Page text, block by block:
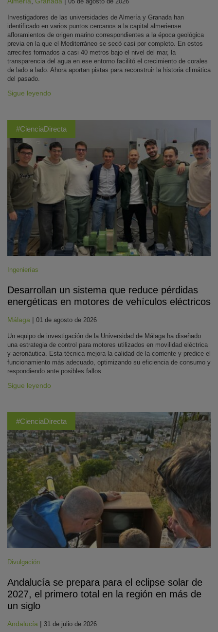
Investigadores de las universidades de Almería y Granada han
identificado en varios puntos cercanos a la capital almeriense
afloramientos de origen marino correspondientes a la época geológica
previa en la que el Mediterráneo se secó casi por completo. En estos
arrecifes formados a casi 40 metros bajo el nivel del mar, la
transparencia del agua en ese entorno facilitó el crecimiento de corales
de lado a lado. Ahora aportan pistas para reconstruir la historia climática
del pasado.
Sigue leyendo
#CienciaDirecta
Ingenierías
Desarrollan un sistema que reduce pérdidas
energéticas en motores de vehículos eléctricos
Málaga | 01 de agosto de 2026
Un equipo de investigación de la Universidad de Málaga ha diseñado
una estrategia de control para motores utilizados en movilidad eléctrica
y aeronáutica. Esta técnica mejora la calidad de la corriente y predice el
funcionamiento más adecuado, optimizando su eficiencia de consumo y
respondiendo ante posibles fallos.
Sigue leyendo
#CienciaDirecta
Divulgación
Andalucía se prepara para el eclipse solar de
2027, el primero total en la región en más de
un siglo
Andalucía | 31 de julio de 2026